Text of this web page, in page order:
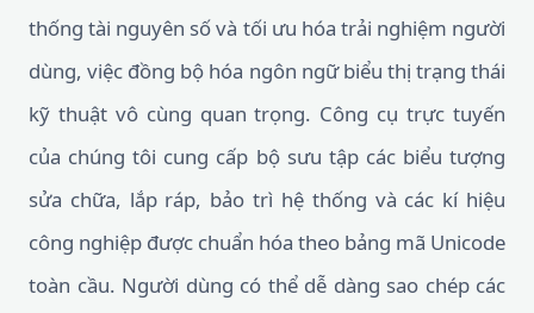
thống tài nguyên số và tối ưu hóa trải nghiệm người
dùng, việc đồng bộ hóa ngôn ngữ biểu thị trạng thái
kỹ thuật vô cùng quan trọng. Công cụ trực tuyến
của chúng tôi cung cấp bộ sưu tập các biểu tượng
sửa chữa, lắp ráp, bảo trì hệ thống và các kí hiệu
công nghiệp được chuẩn hóa theo bảng mã Unicode
toàn cầu. Người dùng có thể dễ dàng sao chép các